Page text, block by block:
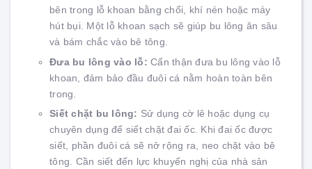
bên trong lỗ khoan bằng chổi, khí nén hoặc máy
hút bụi. Một lỗ khoan sạch sẽ giúp bu lông ăn sâu
và bám chắc vào bê tông.
Đưa bu lông vào lỗ: Cẩn thận đưa bu lông vào lỗ
khoan, đảm bảo đầu đuôi cá nằm hoàn toàn bên
trong.
Siết chặt bu lông: Sử dụng cờ lê hoặc dụng cụ
chuyên dụng để siết chặt đai ốc. Khi đai ốc được
siết, phần đuôi cá sẽ nở rộng ra, neo chặt vào bê
tông. Cần siết đến lực khuyến nghị của nhà sản